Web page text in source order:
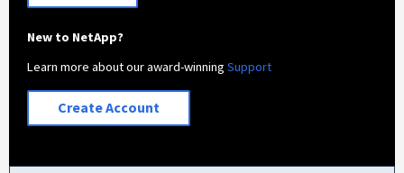
New to NetApp?
Learn more about our award-winningSupport
Create Account